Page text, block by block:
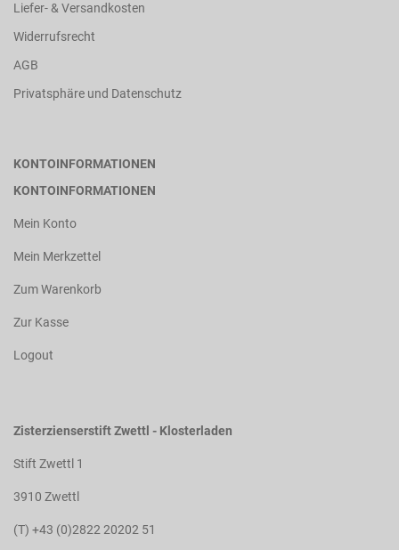
Liefer- & Versandkosten
Widerrufsrecht
AGB
Privatsphäre und Datenschutz
KONTOINFORMATIONEN
KONTOINFORMATIONEN
Mein Konto
Mein Merkzettel
Zum Warenkorb
Zur Kasse
Logout
Zisterzienserstift Zwettl - Klosterladen
Stift Zwettl 1
3910 Zwettl
(T) +43 (0)2822 20202 51